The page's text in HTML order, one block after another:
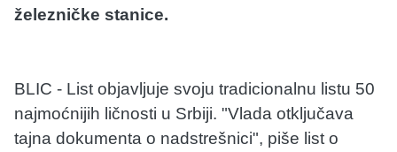
železničke stanice.
BLIC - List objavljuje svoju tradicionalnu listu 50
najmoćnijih ličnosti u Srbiji. "Vlada otključava
tajna dokumenta o nadstrešnici", piše list o